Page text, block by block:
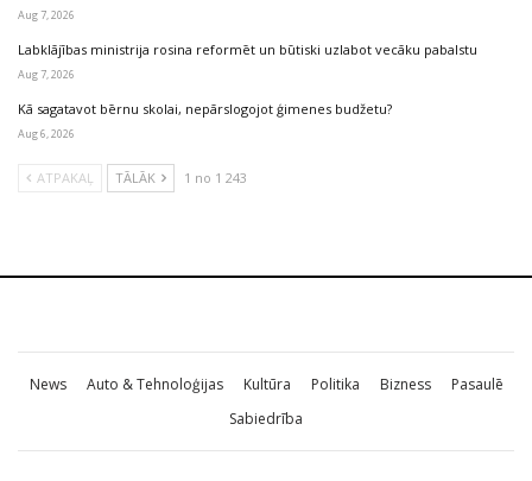
Aug 7, 2026
Labklājības ministrija rosina reformēt un būtiski uzlabot vecāku pabalstu
Aug 7, 2026
Kā sagatavot bērnu skolai, nepārslogojot ģimenes budžetu?
Aug 6, 2026
ATPAKAĻ TĀLĀK 1 no 1 243
News Auto & Tehnoloģijas Kultūra Politika Bizness
Pasaulē
Sabiedrība